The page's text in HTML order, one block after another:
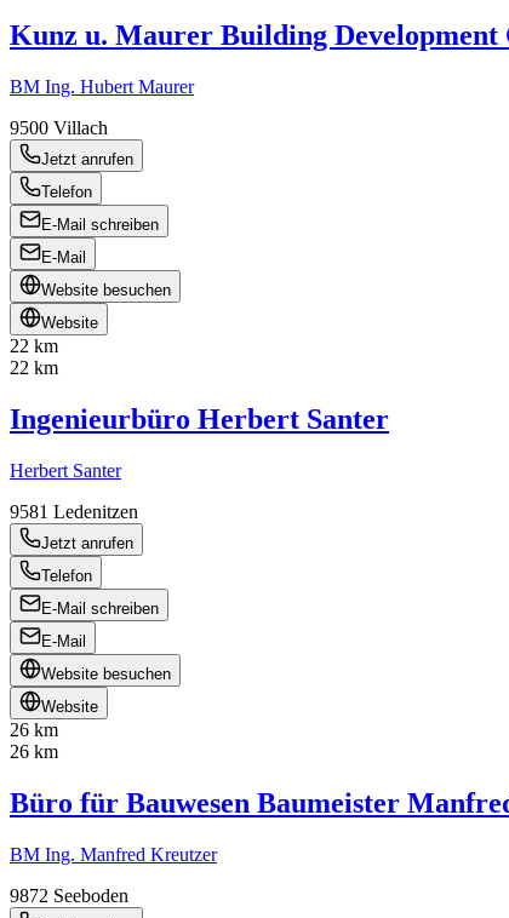
Kunz u. Maurer Building
BM Ing. Hubert Maurer
9500 Villach
Jetzt anrufen
Telefon
E-Mail schreiben
E-Mail
Website besuchen
Website
22 km
22 km
Ingenieurbüro Herbert Santer
Herbert Santer
9581 Ledenitzen
Jetzt anrufen
Telefon
E-Mail schreiben
E-Mail
Website besuchen
Website
26 km
26 km
Büro für Bauwesen Baumeister
BM Ing. Manfred Kreutzer
9872 Seeboden